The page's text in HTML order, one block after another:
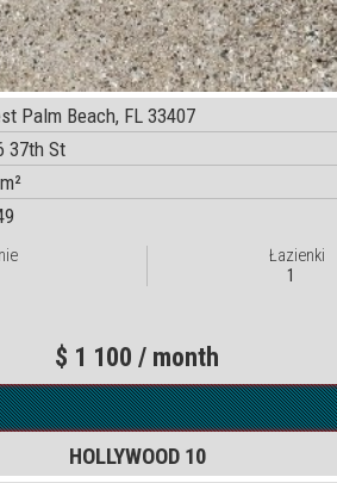
Palm Beach, FL 33407
37th St
Łazienki
1
$ 1 100 / month
HOLLYWOOD 10